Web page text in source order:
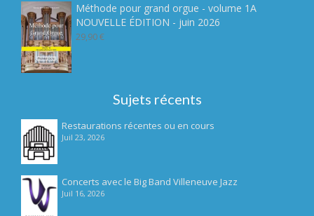
7,90 €.4,90 €.
Méthode pour grand orgue - volume 1A
NOUVELLE ÉDITION - juin 2026
29,90€
Sujets récents
Restaurations récentes ou en cours
Juil 23, 2026
Concerts avec le Big Band Villeneuve Jazz
Juil 16, 2026